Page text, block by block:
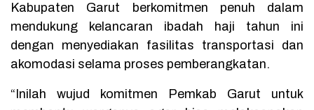
Kabupaten Garut berkomitmen penuh dalam
mendukung kelancaran ibadah haji tahun ini
dengan menyediakan fasilitas transportasi dan
akomodasi selama proses pemberangkatan.
“Inilah wujud komitmen Pemkab Garut untuk